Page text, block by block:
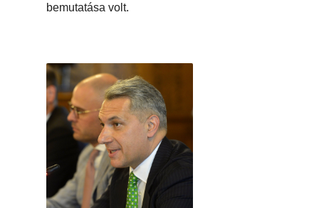
bemutatása volt.